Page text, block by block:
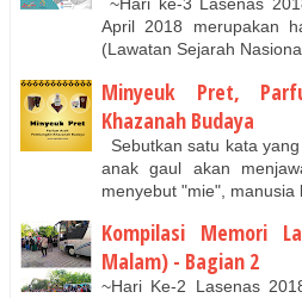
April 2018 merupakan
(Lawatan Sejarah
Minyeuk Pret,
Khazanah Budaya
Sebutkan satu kata
anak gaul akan
menyebut "mie", manusia
Kompilasi Memori
Malam) - Bagian 2
~Hari Ke-2 Lasenas